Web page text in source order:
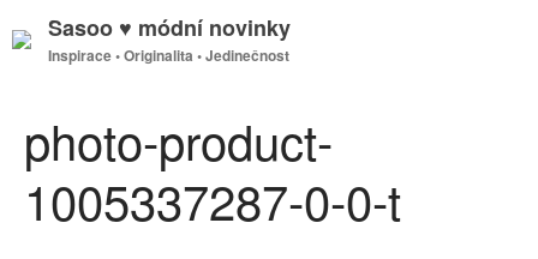
(bez názvu)
Sasoo ♥ módní novinky
Inspirace • Originalita • Jedinečnost
photo-product-
1005337287-0-0-t